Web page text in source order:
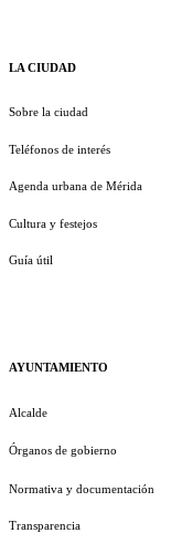
LA CIUDAD
Sobre la ciudad
Teléfonos de interés
Agenda urbana de Mérida
Cultura y festejos
Guía útil
AYUNTAMIENTO
Alcalde
Órganos de gobierno
Normativa y documentación
Transparencia